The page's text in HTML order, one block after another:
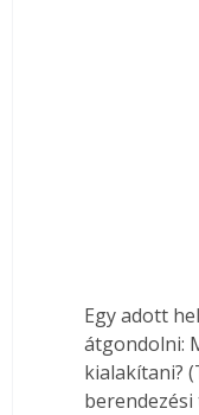
Egy adott
átgondolni:
kialakítani?